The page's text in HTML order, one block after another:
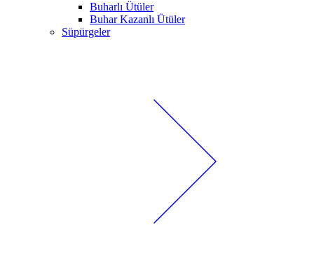
Buharlı Ütüler
Buhar Kazanlı Ütüler
Süpürgeler